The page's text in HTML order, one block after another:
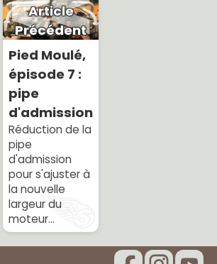
Article
Précédent
Pied Moulé,
épisode 7 :
pipe
d'admission
Réduction de la
pipe
d'admission
pour s'ajuster à
la nouvelle
largeur du
moteur...